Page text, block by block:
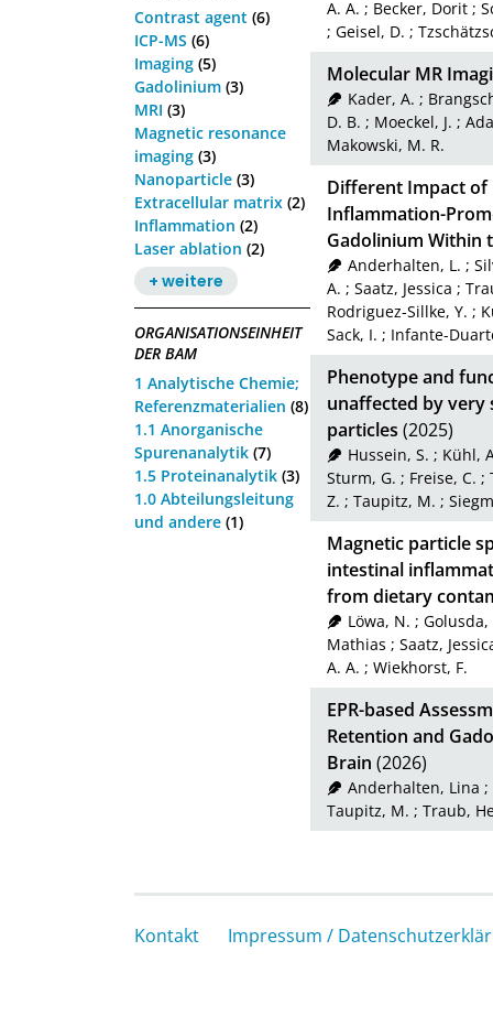
Contrast agent (6)
ICP-MS (6)
Imaging (5)
Gadolinium (3)
MRI (3)
Magnetic resonance
imaging (3)
Nanoparticle (3)
Extracellular matrix (2)
Inflammation (2)
Laser ablation (2)
+ weitere
ORGANISATIONSEINHEIT
DER BAM
1 Analytische Chemie;
Referenzmaterialien (8)
1.1 Anorganische
Spurenanalytik (7)
1.5 Proteinanalytik (3)
1.0 Abteilungsleitung
und andere (1)
A. A. ; Becker, Dorit ;
; Geisel, D. ;
Molecular MR
Kader, A. ;
D. B. ; Moeckel, J. ;
Makowski, M. R.
Different Impact of
Inflammation-
Gadolinium Within
Anderhalten, L. ;
A. ; Saatz, Jessica ;
Rodriguez-Sillke, Y. ;
Sack, I. ; Infante-
Phenotype and
unaffected by very
particles (2025)
Hussein, S. ; Kühl,
Sturm, G. ; Freise, C. ;
Z. ; Taupitz, M. ;
Magnetic particle
intestinal
from dietary
Löwa, N. ; Golusda,
Mathias ; Saatz,
A. A. ; Wiekhorst, F.
EPR-based
Retention and
Brain (2026)
Anderhalten, Lina ;
Taupitz, M. ; Traub,
Kontakt Impressum /